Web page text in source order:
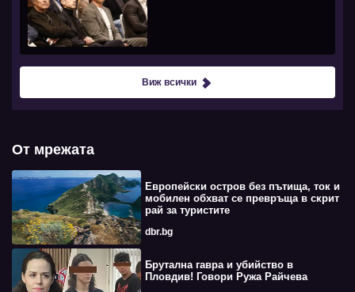
Виж всички
От мрежата
Европейски остров без пътища, ток и
мобилен обхват се превръща в скрит
рай за туристите
dbr.bg
Брутална гавра и убийство в
Пловдив! Говори Ружа Райчева